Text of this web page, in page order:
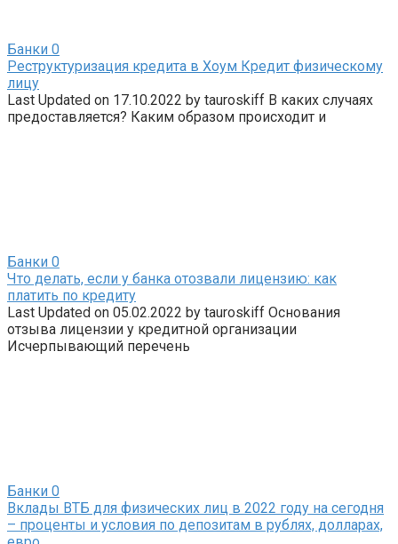
Банки 0
Реструктуризация кредита в Хоум Кредит физическому
лицу
Last Updated on 17.10.2022 by tauroskiff В каких случаях
предоставляется? Каким образом происходит и
Банки 0
Что делать, если у банка отозвали лицензию: как
платить по кредиту
Last Updated on 05.02.2022 by tauroskiff Основания
отзыва лицензии у кредитной организации
Исчерпывающий перечень
Банки 0
Вклады ВТБ для физических лиц в 2022 году на сегодня
– проценты и условия по депозитам в рублях, долларах,